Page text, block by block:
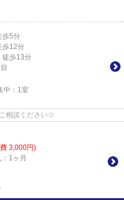
歩5分
歩12分
徒歩13分
： 1室
相談ください☆
3,000円)
1ヶ月